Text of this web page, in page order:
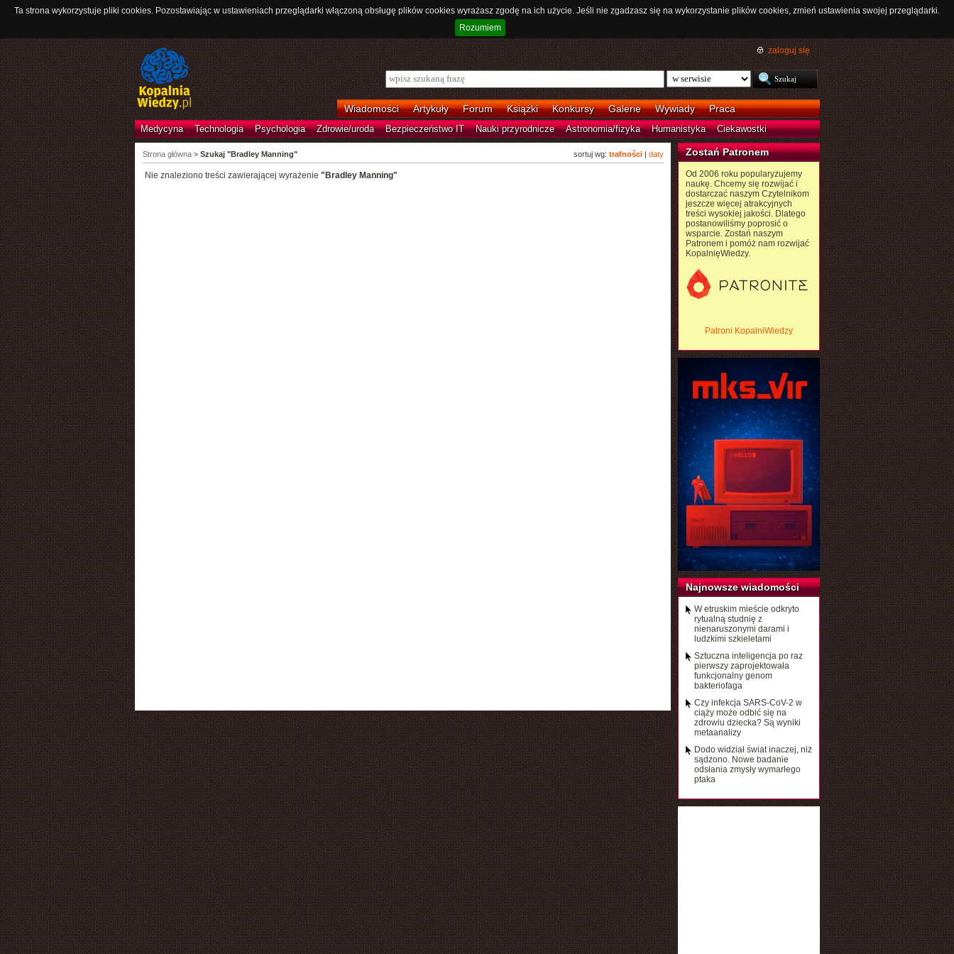
Ta strona wykorzystuje pliki cookies. Pozostawiając w ustawieniach przeglądarki włączoną obsługę plików cookies wyrażasz zgodę na ich użycie. Jeśli nie zgadzasz się na wykorzystanie plików cookies, zmień ustawienia swojej przeglądarki.
Rozumiem
zaloguj się
Wiadomości Artykuły Forum Książki Konkursy Galerie Wywiady Praca
Medycyna Technologia Psychologia Zdrowie/uroda Bezpieczeństwo IT Nauki przyrodnicze Astronomia/fizyka Humanistyka Ciekawostki
sortuj wg: trafności| daty
Strona główna> Szukaj "Bradley Manning"
Nie znaleziono treści zawierającej wyrażenie "Bradley Manning"
Zostań Patronem
Od 2006 roku popularyzujemy
naukę. Chcemy się rozwijać i
dostarczać naszym Czytelnikom
jeszcze więcej atrakcyjnych
treści wysokiej jakości. Dlatego
postanowiliśmy poprosić o
wsparcie. Zostań naszym
Patronem i pomóż nam rozwijać
KopalnięWiedzy.
Patroni KopalniWiedzy
Najnowsze wiadomości
W etruskim mieście odkryto
rytualną studnię z
nienaruszonymi darami i
ludzkimi szkieletami
Sztuczna inteligencja po raz
pierwszy zaprojektowała
funkcjonalny genom
bakteriofaga
Czy infekcja SARS-CoV-2 w
ciąży może odbić się na
zdrowiu dziecka? Są wyniki
metaanalizy
Dodo widział świat inaczej, niż
sądzono. Nowe badanie
odsłania zmysły wymarłego
ptaka